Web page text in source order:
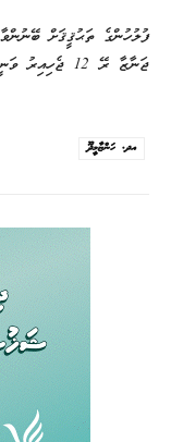
ފުލުހުންގެ ތަޙުޤީޤަށް
ޖަނާޒާ ރޭ 12 ޖެހިއިރު ވަނީ ބާއްވާފައެވެ.
އދ. ހަންޏާމީދޫ